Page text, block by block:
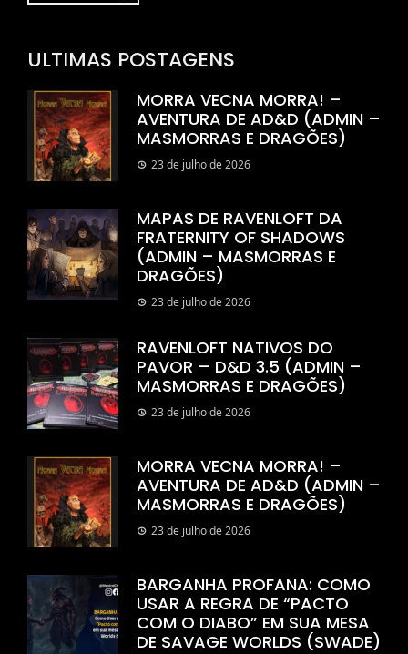
ULTIMAS POSTAGENS
MORRA VECNA MORRA! –
AVENTURA DE AD&D (ADMIN –
MASMORRAS E DRAGÕES)
23 de julho de 2026
MAPAS DE RAVENLOFT DA
FRATERNITY OF SHADOWS
(ADMIN – MASMORRAS E
DRAGÕES)
23 de julho de 2026
RAVENLOFT NATIVOS DO
PAVOR – D&D 3.5 (ADMIN –
MASMORRAS E DRAGÕES)
23 de julho de 2026
MORRA VECNA MORRA! –
AVENTURA DE AD&D (ADMIN –
MASMORRAS E DRAGÕES)
23 de julho de 2026
BARGANHA PROFANA: COMO
USAR A REGRA DE “PACTO
COM O DIABO” EM SUA MESA
DE SAVAGE WORLDS (SWADE)